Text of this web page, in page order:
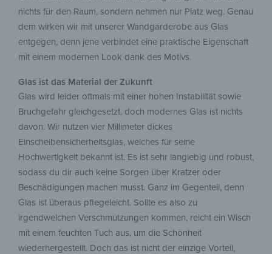
nichts für den Raum, sondern nehmen nur Platz weg. Genau
dem wirken wir mit unserer Wandgarderobe aus Glas
entgegen, denn jene verbindet eine praktische Eigenschaft
mit einem modernen Look dank des Motivs.
Glas ist das Material der Zukunft
Glas wird leider oftmals mit einer hohen Instabilität sowie
Bruchgefahr gleichgesetzt, doch modernes Glas ist nichts
davon. Wir nutzen vier Millimeter dickes
Einscheibensicherheitsglas, welches für seine
Hochwertigkeit bekannt ist. Es ist sehr langlebig und robust,
sodass du dir auch keine Sorgen über Kratzer oder
Beschädigungen machen musst. Ganz im Gegenteil, denn
Glas ist überaus pflegeleicht. Sollte es also zu
irgendwelchen Verschmutzungen kommen, reicht ein Wisch
mit einem feuchten Tuch aus, um die Schönheit
wiederhergestellt. Doch das ist nicht der einzige Vorteil,